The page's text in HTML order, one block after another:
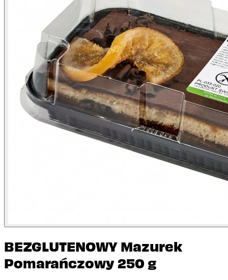
BEZGLUTENOWY Mazurek
Pomarańczowy 250 g